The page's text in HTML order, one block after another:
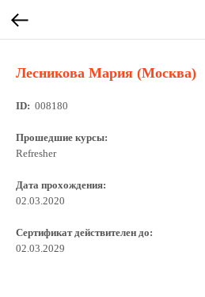
Лесникова Мария (Москва)
ID: 008180
Прошедшие курсы:
Refresher
Дата прохождения:
02.03.2020
Сертификат действителен до:
02.03.2029